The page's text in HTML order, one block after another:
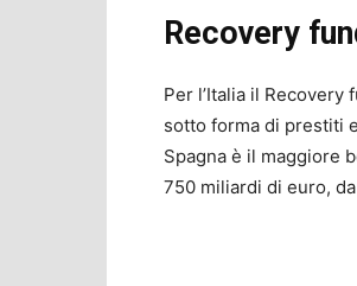
Recovery
Per l’Italia il Recovery
sotto forma di prestiti
Spagna è il maggiore
750 miliardi di euro,